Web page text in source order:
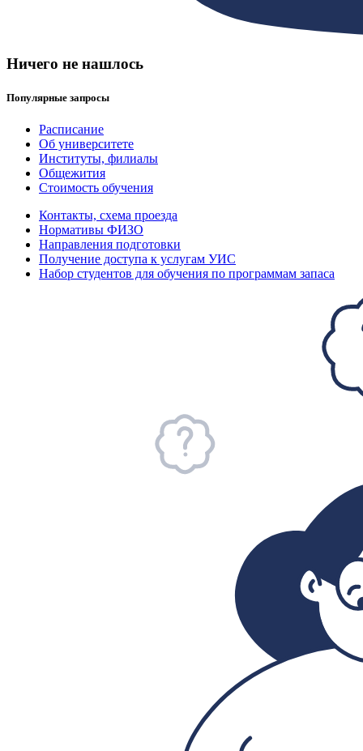
Ничего не нашлось
Популярные запросы
Расписание
Об университете
Институты, филиалы
Общежития
Стоимость обучения
Контакты, схема проезда
Нормативы ФИЗО
Направления подготовки
Получение доступа к услугам УИС
Набор студентов для обучения по программам запаса